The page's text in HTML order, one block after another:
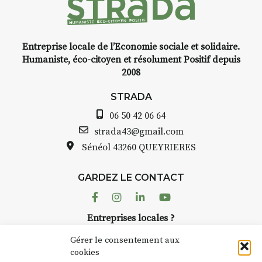
Gérer le consentement aux
cookies
INTERVIEW
avez ouvert une galerie à
Auzon…
Bernard TURLE Le Fumoir n’est
pas une galerie permanente.
AuzonToujours organise
dans le village. Des artistes et
caves, les granges d’Auzon. Le
Fumoir est l’un de ces espaces
Entreprise locale de l’Economie sociale et solidaire.
Humaniste, éco-citoyen et résolument Positif depuis
2008
STRADA
06 50 42 06 64
strada43@gmail.com
Sénéol 43260 QUEYRIERES
GARDEZ LE CONTACT
FacebookInstagram
LinkedinYoutube
Entreprises locales ?